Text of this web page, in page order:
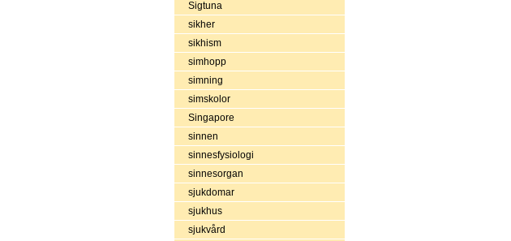
Sigtuna
sikher
sikhism
simhopp
simning
simskolor
Singapore
sinnen
sinnesfysiologi
sinnesorgan
sjukdomar
sjukhus
sjukvård